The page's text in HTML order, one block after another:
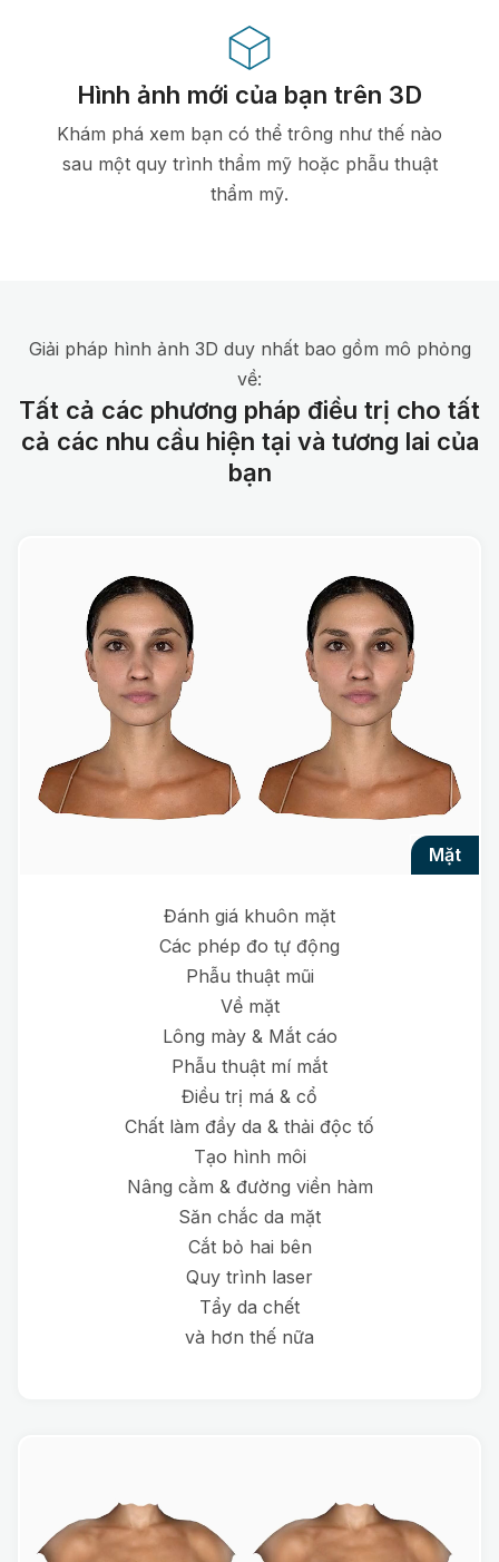
Hình ảnh mới của bạn trên 3D
Khám phá xem bạn có thể trông như thế nào
sau một quy trình thẩm mỹ hoặc phẫu thuật
thẩm mỹ.
Giải pháp hình ảnh 3D duy nhất bao gồm mô phỏng
về:
Tất cả các phương pháp điều trị cho tất
cả các nhu cầu hiện tại và tương lai của
bạn
mặt
Đánh giá khuôn mặt
Các phép đo tự động
Phẫu thuật mũi
Về mặt
Lông mày & Mắt cáo
Phẫu thuật mí mắt
Điều trị má & cổ
Chất làm đầy da & thải độc tố
Tạo hình môi
Nâng cằm & đường viền hàm
Săn chắc da mặt
Cắt bỏ hai bên
Quy trình laser
Tẩy da chết
và hơn thế nữa